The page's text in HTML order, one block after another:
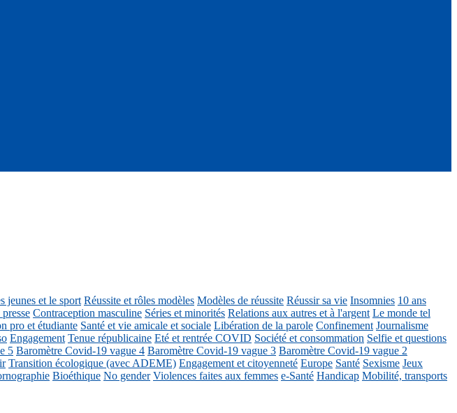
jeunes et le sport Réussite et rôles modèles Modèles de réussite Réussir sa vie Insomnies 10 ans
Contraception masculine Séries et minorités Relations aux autres et à l'argent Le monde tel
pro et étudiante Santé et vie amicale et sociale Libération de la parole Confinement Journalisme
Engagement Tenue républicaine Eté et rentrée COVID Société et consommation Selfie et questions
5 Baromètre Covid-19 vague 4 Baromètre Covid-19 vague 3 Baromètre Covid-19 vague 2
Transition écologique (avec ADEME) Engagement et citoyenneté Europe Santé Sexisme Jeux
Bioéthique No gender Violences faites aux femmes e-Santé Handicap Mobilité, transports